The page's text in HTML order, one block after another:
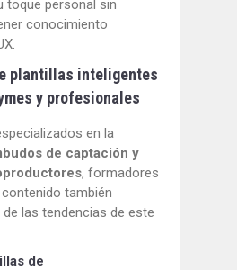
toque personal sin
conocimiento
plantillas inteligentes
y profesionales
en la
de captación y
, formadores
también
las tendencias de este
de